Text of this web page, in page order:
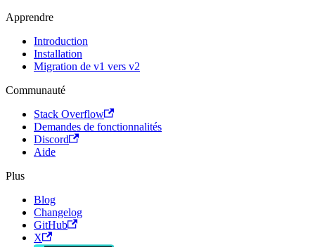
Apprendre
Introduction
Installation
Migration de v1 vers v2
Communauté
Stack Overflow
Demandes de fonctionnalités
Discord
Aide
Plus
Blog
Changelog
GitHub
X